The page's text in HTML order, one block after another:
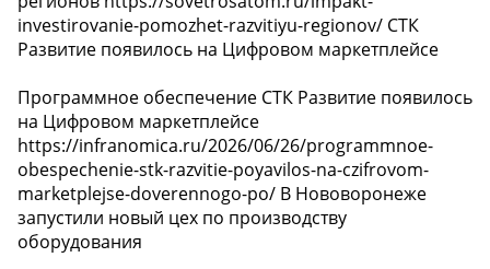
investirovanie-pomozhet-razvitiyu-regionov/ СТК
Развитие появилось на Цифровом маркетплейсе
Программное обеспечение СТК Развитие появилось
на Цифровом маркетплейсе
https://infranomica.ru/2026/06/26/programmnoe-
obespechenie-stk-razvitie-poyavilos-na-czifrovom-
marketplejse-doverennogo-po/ В Нововоронеже
запустили новый цех по производству
оборудования